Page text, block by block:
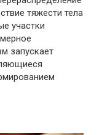
тяжести тела
участки
запускает